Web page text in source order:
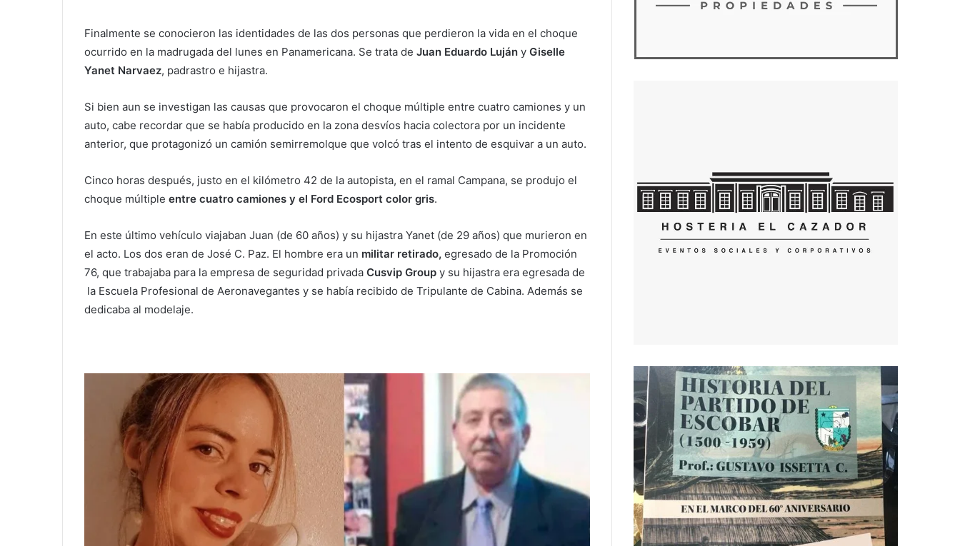
Finalmente se conocieron las identidades de las dos personas que perdieron la vida en el choque
ocurrido en la madrugada del lunes en Panamericana. Se trata de Juan Eduardo Luján y Giselle
Yanet Narvaez, padrastro e hijastra.
Si bien aun se investigan las causas que provocaron el choque múltiple entre cuatro camiones y un
auto, cabe recordar que se había producido en la zona desvíos hacia colectora por un incidente
anterior, que protagonizó un camión semirremolque que volcó tras el intento de esquivar a un auto.
Cinco horas después, justo en el kilómetro 42 de la autopista, en el ramal Campana, se produjo el
choque múltiple entre cuatro camiones y el Ford Ecosport color gris.
En este último vehículo viajaban Juan (de 60 años) y su hijastra Yanet (de 29 años) que murieron en
el acto. Los dos eran de José C. Paz. El hombre era un militar retirado, egresado de la Promoción
76, que trabajaba para la empresa de seguridad privada Cusvip Group y su hijastra era egresada de
la Escuela Profesional de Aeronavegantes y se había recibido de Tripulante de Cabina. Además se
dedicaba al modelaje.